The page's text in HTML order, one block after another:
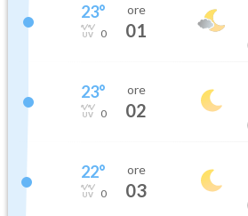
23°
0
ore
01
23°
0
ore
02
22°
0
ore
03